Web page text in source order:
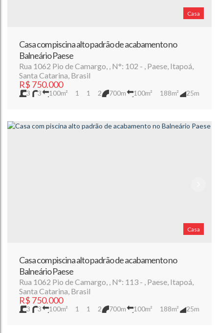
Casa
Casa com piscina alto padrão de acabamento no
Balneário Paese
R$ 750.000
Rua 1062 Pio de Camargo , N°: 102 , Paese, Itapoá,
Santa Catarina, Brasil
3 3 100m² 1 1 2 700m 100m² 188m²
25m
Casa
Casa com piscina alto padrão de acabamento no
Balneário Paese
R$ 750.000
Rua 1062 Pio de Camargo , N°: 113 , Paese, Itapoá,
Santa Catarina, Brasil
3 3 100m² 1 1 2 700m 100m² 188m²
25m